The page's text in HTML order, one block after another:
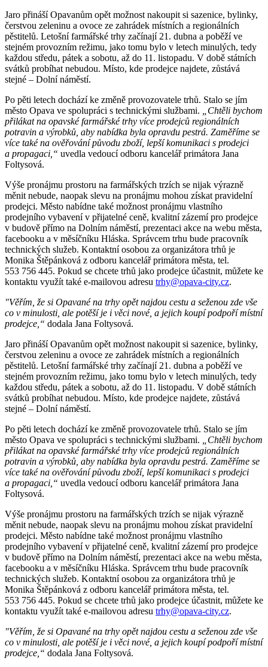
Jaro přináší Opavanům opět možnost nakoupit si sazenice, bylinky,
čerstvou zeleninu a ovoce ze zahrádek místních a regionálních
pěstitelů. Letošní farmářské trhy začínají 21. dubna a poběží ve
stejném provozním režimu, jako tomu bylo v letech minulých, tedy
každou středu, pátek a sobotu, až do 11. listopadu. V době státních
svátků probíhat nebudou. Místo, kde prodejce najdete, zůstává
stejné – Dolní náměstí.
Po pěti letech dochází ke změně provozovatele trhů. Stalo se jím
město Opava ve spolupráci s technickými službami.
„Chtěli bychom
přilákat na opavské farmářské trhy více prodejců regionálních
potravin a výrobků, aby nabídka byla opravdu pestrá. Zaměříme se
více také na ověřování původu zboží, lepší komunikaci s prodejci
a propagaci,“ uvedla vedoucí odboru kancelář primátora Jana
Foltysová.
Výše pronájmu prostoru na farmářských trzích se nijak výrazně
měnit nebude, naopak slevu na pronájmu mohou získat pravidelní
prodejci. Město nabídne také možnost pronájmu vlastního
prodejního vybavení v přijatelné ceně, kvalitní zázemí pro prodejce
v budově přímo na Dolním náměstí, prezentaci akce na webu města,
facebooku a v měsíčníku Hláska. Správcem trhu bude pracovník
technických služeb. Kontaktní osobou za organizátora trhů je
Monika Štěpánková z odboru kancelář primátora města, tel.
553 756 445. Pokud se chcete trhů jako prodejce účastnit, můžete ke
kontaktu využít také e-mailovou adresu trhy@opava-city.cz.
"Věřím, že si Opavané na trhy opět najdou cestu a seženou zde vše
co v minulosti, ale potěší je i věci nové, a jejich koupí podpoří místní
prodejce,“ dodala Jana Foltysová.
Jaro přináší Opavanům opět možnost nakoupit si sazenice, bylinky,
čerstvou zeleninu a ovoce ze zahrádek místních a regionálních
pěstitelů. Letošní farmářské trhy začínají 21. dubna a poběží ve
stejném provozním režimu, jako tomu bylo v letech minulých, tedy
každou středu, pátek a sobotu, až do 11. listopadu. V době státních
svátků probíhat nebudou. Místo, kde prodejce najdete, zůstává
stejné – Dolní náměstí.
Po pěti letech dochází ke změně provozovatele trhů. Stalo se jím
město Opava ve spolupráci s technickými službami.
„Chtěli bychom
přilákat na opavské farmářské trhy více prodejců regionálních
potravin a výrobků, aby nabídka byla opravdu pestrá. Zaměříme se
více také na ověřování původu zboží, lepší komunikaci s prodejci
a propagaci,“ uvedla vedoucí odboru kancelář primátora Jana
Foltysová.
Výše pronájmu prostoru na farmářských trzích se nijak výrazně
měnit nebude, naopak slevu na pronájmu mohou získat pravidelní
prodejci. Město nabídne také možnost pronájmu vlastního
prodejního vybavení v přijatelné ceně, kvalitní zázemí pro prodejce
v budově přímo na Dolním náměstí, prezentaci akce na webu města,
facebooku a v měsíčníku Hláska. Správcem trhu bude pracovník
technických služeb. Kontaktní osobou za organizátora trhů je
Monika Štěpánková z odboru kancelář primátora města, tel.
553 756 445. Pokud se chcete trhů jako prodejce účastnit, můžete ke
kontaktu využít také e-mailovou adresu trhy@opava-city.cz.
"Věřím, že si Opavané na trhy opět najdou cestu a seženou zde vše
co v minulosti, ale potěší je i věci nové, a jejich koupí podpoří místní
prodejce,“ dodala Jana Foltysová.